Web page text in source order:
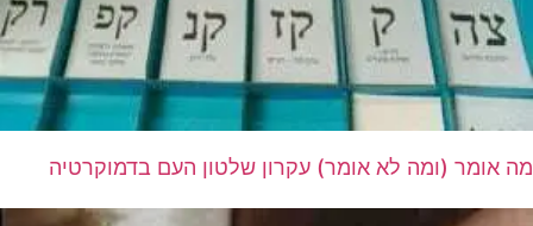
מה אומר (ומה לא אומר) עקרון שלטון העם בדמוקרטיה